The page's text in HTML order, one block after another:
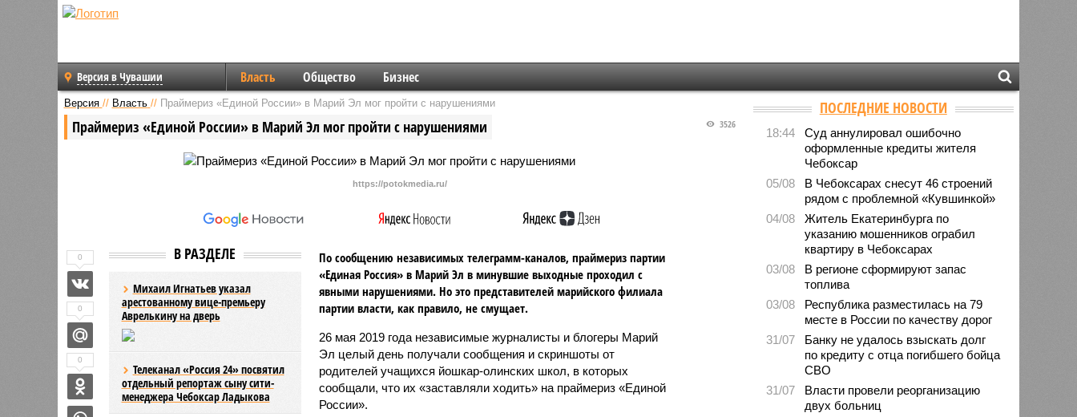
Версия в Чувашии Власть Общество Бизнес
Версия // Власть // Праймериз «Единой России» в Марий Эл мог пройти с нарушениями
Праймериз «Единой России» в Марий Эл мог пройти с нарушениями 3526
https://potokmedia.ru/
В РАЗДЕЛЕ
Михаил Игнатьев указал
арестованному вице-премьеру
Аврелькину на дверь
Телеканал «Россия 24» посвятил
отдельный репортаж сыну сити-
менеджера Чебоксар Ладыкова
По сообщению независимых телеграмм-каналов, праймериз партии
«Единая Россия» в Марий Эл в минувшие выходные проходил с
явными нарушениями. Но это представителей марийского филиала
партии власти, как правило, не смущает.
26 мая 2019 года независимые журналисты и блогеры Марий
Эл целый день получали сообщения и скриншоты от
родителей учащихся йошкар-олинских школ, в которых
сообщали, что их «заставляли ходить» на праймериз «Единой
России».
0
0
0
ПОСЛЕДНИЕ НОВОСТИ
18:44
Суд аннулировал ошибочно
оформленные кредиты жителя
Чебоксар
05/08
В Чебоксарах снесут 46 строений
рядом с проблемной «Кувшинкой»
04/08
Житель Екатеринбурга по
указанию мошенников ограбил
квартиру в Чебоксарах
03/08
В регионе сформируют запас
топлива
03/08
Республика разместилась на 79
месте в России по качеству дорог
31/07
Банку не удалось взыскать долг
по кредиту с отца погибшего бойца
СВО
31/07
Власти провели реорганизацию
двух больниц